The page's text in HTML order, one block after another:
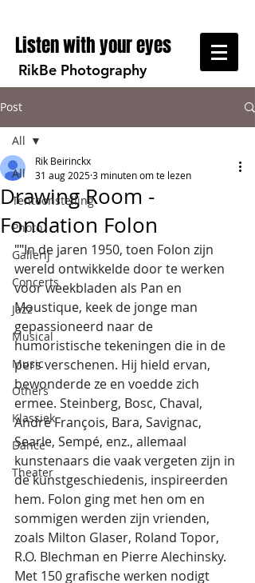
Listen with your eyes
RikBe Photography
Post
All
Tentoonstelling
Photo
Gallerij
Concerts
Jazz
Musical
Music
Others
Klassiek
Dance
Theater
All
Drawing Room -
Fondation Folon
Rik Beirinckx
31 aug 20253 minuten om te lezen
""In de jaren 1950, toen Folon zijn
wereld ontwikkelde door te werken
voor weekbladen als Pan en
Moustique, keek de jonge man
gepassioneerd naar de
humoristische tekeningen die in de
pers verschenen. Hij hield ervan,
bewonderde ze en voedde zich
ermee. Steinberg, Bosc, Chaval,
André François, Bara, Savignac,
Searle, Sempé, enz., allemaal
kunstenaars die vaak vergeten zijn in
de kunstgeschiedenis, inspireerden
hem. Folon ging met hen om en
sommigen werden zijn vrienden,
zoals Milton Glaser, Roland Topor,
R.O. Blechman en Pierre Alechinsky.
Met 150 grafische werken nodigt